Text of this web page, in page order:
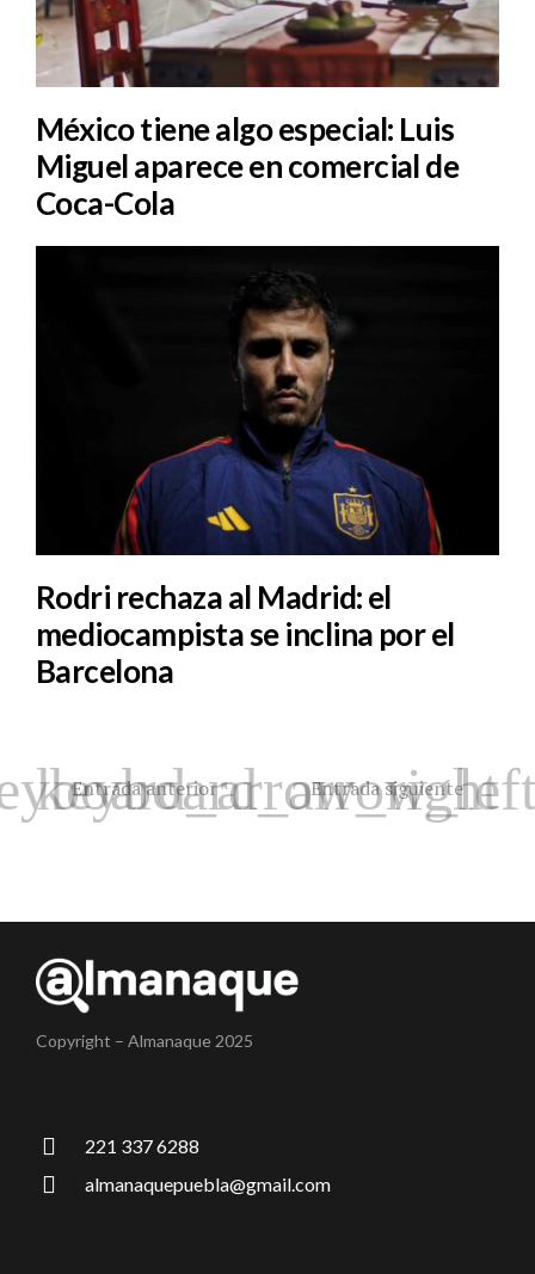
México tiene algo especial: Luis
Miguel aparece en comercial de
Coca-Cola
Rodri rechaza al Madrid: el
mediocampista se inclina por el
Barcelona
Entrada anterior Entrada siguiente
Copyright – Almanaque 2025
221 337 6288
almanaquepuebla@gmail.com